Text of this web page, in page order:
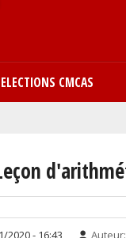
ELECTIONS CMCAS
2020 - 16:43 Auteur: